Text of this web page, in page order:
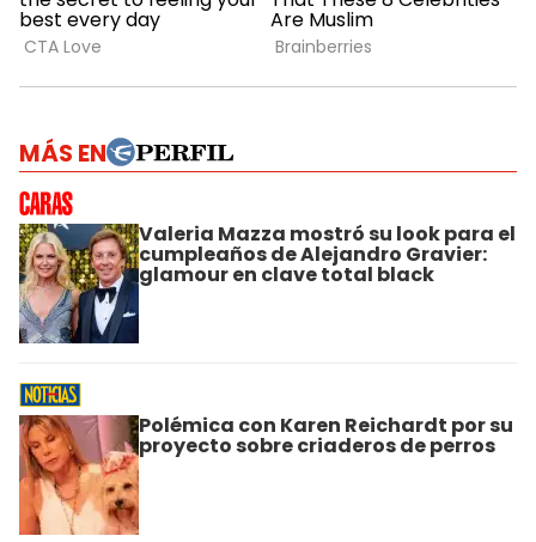
MÁS EN
Valeria Mazza mostró su look para el
cumpleaños de Alejandro Gravier:
glamour en clave total black
Polémica con Karen Reichardt por su
proyecto sobre criaderos de perros